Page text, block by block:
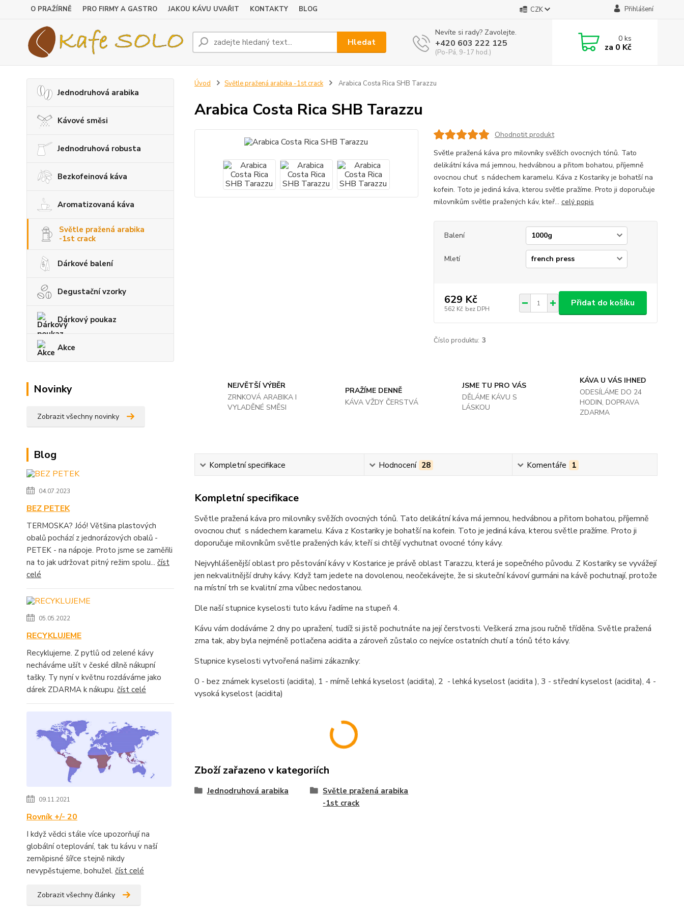
O PRAŽÍRNĚ PRO FIRMY A GASTRO JAKOU KÁVU UVAŘIT KONTAKTY BLOG CZK Přihlášení
Hledat
Nevíte si rady? Zavolejte.
+420 603 222 125
(Po-Pá, 9-17 hod.)
0ks
za 0 Kč
Jednodruhová arabika
Kávové směsi
Jednodruhová robusta
Bezkofeinová káva
Aromatizovaná káva
Světle pražená arabika
-1st crack
Dárkové balení
Degustační vzorky
Dárkový poukaz
Akce
Novinky
Zobrazit všechny novinky
Blog
04.07.2023
BEZ PETEK
TERMOSKA? Jóó! Většina plastových
obalů pochází z jednorázových obalů -
PETEK - na nápoje. Proto jsme se zaměřili
na to jak udržovat pitný režim spolu... číst
celé
05.05.2022
RECYKLUJEME
Recyklujeme. Z pytlů od zelené kávy
necháváme ušít v české dílně nákupní
tašky. Ty nyní v květnu rozdáváme jako
dárek ZDARMA k nákupu. číst celé
09.11.2021
Rovník +/- 20
I když vědci stále více upozorňují na
globální oteplování, tak tu kávu v naší
zeměpisné šířce stejně nikdy
nevypěstujeme, bohužel. číst celé
Zobrazit všechny články
Úvod Světle pražená arabika -1st crack Arabica Costa Rica SHB Tarazzu
Arabica Costa Rica SHB Tarazzu
Ohodnotit produkt
Světle pražená káva pro milovníky svěžích ovocných tónů. Tato
delikátní káva má jemnou, hedvábnou a přitom bohatou, příjemně
ovocnou chuť s nádechem karamelu. Káva z Kostariky je bohatší na
kofein. Toto je jediná káva, kterou světle pražíme. Proto ji doporučuje
milovníkům světle pražených káv, kteř... celý popis
Balení
Mletí
629 Kč
562 Kč bez DPH
Přidat do košíku
Číslo produktu: 3
NEJVĚTŠÍ VÝBĚR
ZRNKOVÁ ARABIKA I
VYLADĚNÉ SMĚSI
PRAŽÍME DENNĚ
KÁVA VŽDY ČERSTVÁ
JSME TU PRO VÁS
DĚLÁME KÁVU S
LÁSKOU
KÁVA U VÁS IHNED
ODESÍLÁME DO 24
HODIN, DOPRAVA
ZDARMA
Kompletní specifikace Hodnocení 28 Komentáře 1
Kompletní specifikace
Světle pražená káva pro milovníky svěžích ovocných tónů. Tato delikátní káva má jemnou, hedvábnou a přitom bohatou, příjemně
ovocnou chuť s nádechem karamelu. Káva z Kostariky je bohatší na kofein. Toto je jediná káva, kterou světle pražíme. Proto ji
doporučuje milovníkům světle pražených káv, kteří si chtějí vychutnat ovocné tóny kávy.
Nejvyhlášenější oblast pro pěstování kávy v Kostarice je právě oblast Tarazzu, která je sopečného původu. Z Kostariky se vyvážejí
jen nekvalitnější druhy kávy. Když tam jedete na dovolenou, neočekávejte, že si skuteční kávoví gurmáni na kávě pochutnají, protože
na místní trh se kvalitní zrna vůbec nedostanou.
Dle naší stupnice kyselosti tuto kávu řadíme na stupeň 4.
Kávu vám dodáváme 2 dny po upražení, tudíž si jistě pochutnáte na její čerstvosti. Veškerá zrna jsou ručně tříděna. Světle pražená
zrna tak, aby byla nejméně potlačena acidita a zároveň zůstalo co nejvíce ostatních chutí a tónů této kávy.
Stupnice kyselosti vytvořená našimi zákazníky:
0 - bez známek kyselosti (acidita), 1 - mírně lehká kyselost (acidita), 2 - lehká kyselost (acidita ), 3 - střední kyselost (acidita), 4 -
vysoká kyselost (acidita)
Zboží zařazeno v kategoriích
Jednodruhová arabika
Světle pražená arabika
-1st crack